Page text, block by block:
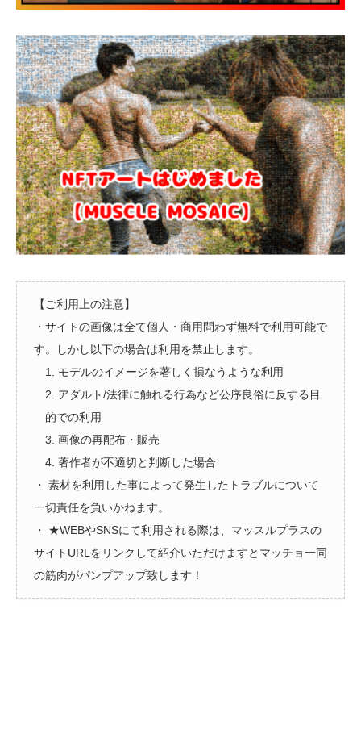
【ご利用上の注意】
・サイトの画像は全て個人・商用問わず無料で利用可能で
す。しかし以下の場合は利用を禁止します。
1. モデルのイメージを著しく損なうような利用
2. アダルト/法律に触れる行為など公序良俗に反する目
的での利用
3. 画像の再配布・販売
4. 著作者が不適切と判断した場合
・ 素材を利用した事によって発生したトラブルについて
一切責任を負いかねます。
・ ★WEBやSNSにて利用される際は、マッスルプラスの
サイトURLをリンクして紹介いただけますとマッチョ一同
の筋肉がパンプアップ致します！